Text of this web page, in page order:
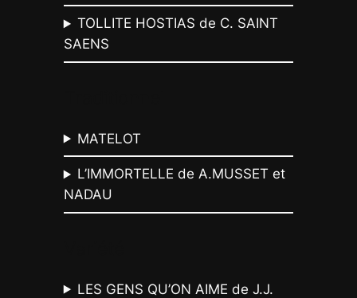
TOLLITE HOSTIAS de C. SAINT
SAENS
MATELOT
L’IMMORTELLE de A.MUSSET et
NADAU
LES GENS QU’ON AIME de J.J.